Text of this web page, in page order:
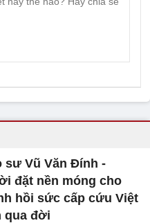
sư Vũ Văn Đính -
đặt nền móng cho
hồi sức cấp cứu Việt
qua đời